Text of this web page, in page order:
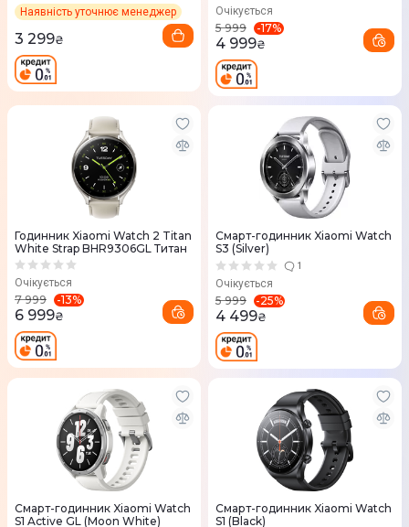
Наявність уточнює менеджер
3 299₴
Очікується
5 999 -17%
4 999₴
Годинник Xiaomi Watch 2 Titan
White Strap BHR9306GL Титан
Очікується
7 999 -13%
6 999₴
Смарт-годинник Xiaomi Watch
S3 (Silver)
1
Очікується
5 999 -25%
4 499₴
Смарт-годинник Xiaomi Watch
S1 Active GL (Moon White)
Смарт-годинник Xiaomi Watch
S1 (Black)